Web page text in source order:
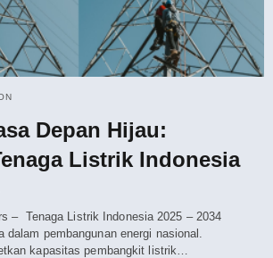
Depan Hijau:
Listrik Indonesia
– Tenaga Listrik Indonesia 2025 – 2034
dalam pembangunan energi nasional.
kapasitas pembangkit listrik…